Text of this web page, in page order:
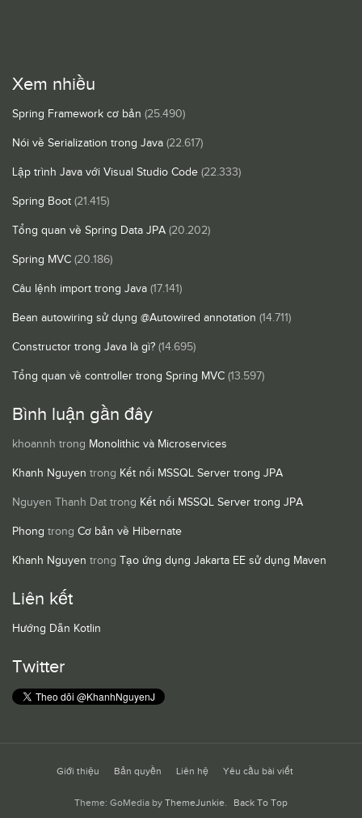
Xem nhiều
Spring Framework cơ bản (25.490)
Nói về Serialization trong Java (22.617)
Lập trình Java với Visual Studio Code (22.333)
Spring Boot (21.415)
Tổng quan về Spring Data JPA (20.202)
Spring MVC (20.186)
Câu lệnh import trong Java (17.141)
Bean autowiring sử dụng @Autowired annotation (14.711)
Constructor trong Java là gì? (14.695)
Tổng quan về controller trong Spring MVC (13.597)
Bình luận gần đây
khoannh trong Monolithic và Microservices
Khanh Nguyen trong Kết nối MSSQL Server trong JPA
Nguyen Thanh Dat trong Kết nối MSSQL Server trong JPA
Phong trong Cơ bản về Hibernate
Khanh Nguyen trong Tạo ứng dụng Jakarta EE sử dụng Maven
Liên kết
Hướng Dẫn Kotlin
Twitter
Giới thiệu Bản quyền Liên hệ Yêu cầu bài viết
Theme: GoMedia by ThemeJunkie. Back To Top